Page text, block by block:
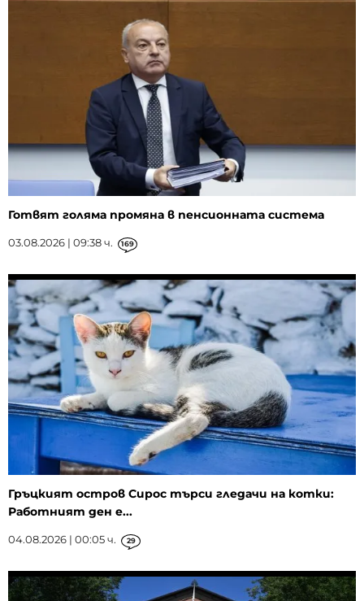
Готвят голяма промяна в пенсионната система
03.08.2026 | 09:38 ч. 169
Гръцкият остров Сирос търси гледачи на котки:
Работният ден е...
04.08.2026 | 00:05 ч. 29